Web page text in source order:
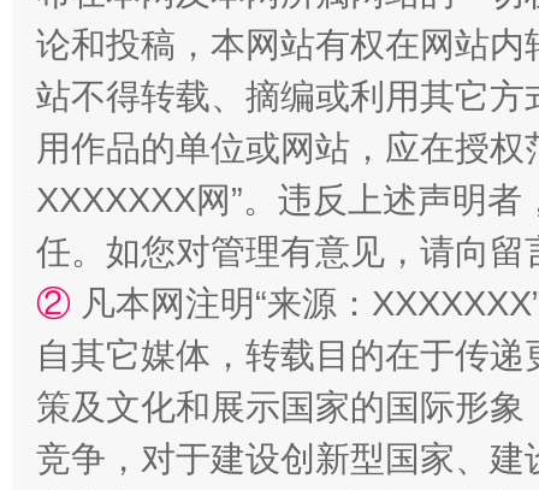
国家大学科技园优化重塑工作
论和投稿，本网站有权在网站
站不得转载、摘编或利用其它
用作品的单位或网站，应在授
XXXXXXX网”。违反上述声明
任。如您对管理有意见，请向
② 凡本网注明“来源：
自其它媒体，转载目的在于传
策及文化和展示国家的国际形
竞争，对于建设创新型国家、